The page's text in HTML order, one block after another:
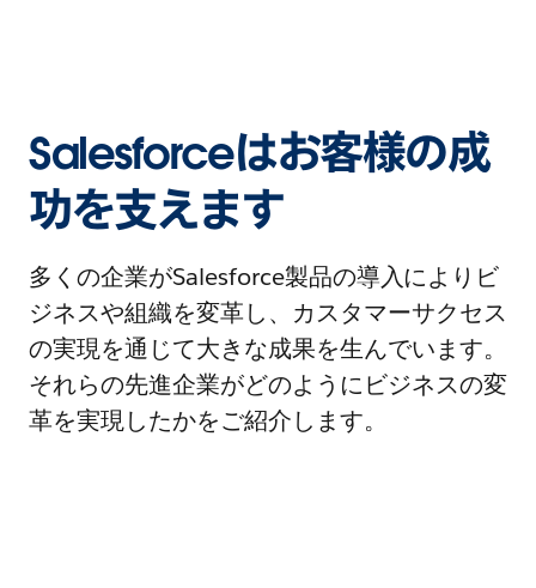
Salesforceはお客様の成
功を支えます
多くの企業がSalesforce製品の導入によりビ
ジネスや組織を変革し、カスタマーサクセス
の実現を通じて大きな成果を生んでいます。
それらの先進企業がどのようにビジネスの変
革を実現したかをご紹介します。